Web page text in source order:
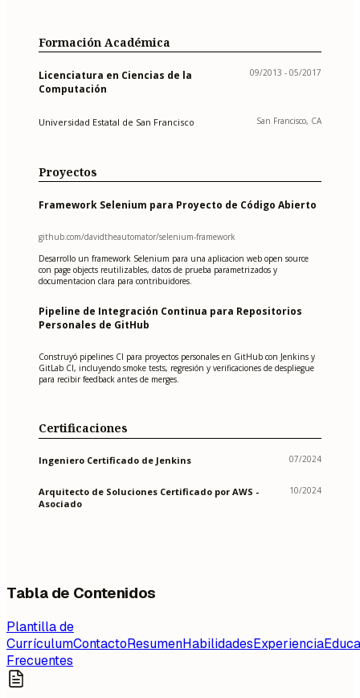
Formación Académica
Licenciatura en Ciencias de la
Computación
09/2013 - 05/2017
Universidad Estatal de San Francisco San Francisco, CA
Proyectos
Framework Selenium para Proyecto de Código Abierto
github.com/davidtheautomator/selenium-framework
Desarrollo un framework Selenium para una aplicacion web open source
con page objects reutilizables, datos de prueba parametrizados y
documentacion clara para contribuidores.
Pipeline de Integración Continua para Repositorios
Personales de GitHub
Construyó pipelines CI para proyectos personales en GitHub con Jenkins y
GitLab CI, incluyendo smoke tests, regresión y verificaciones de despliegue
para recibir feedback antes de merges.
Certificaciones
Ingeniero Certificado de Jenkins 07/2024
Arquitecto de Soluciones Certificado por AWS -
Asociado
10/2024
Tabla de Contenidos
Plantilla de
CurrículumContactoResumenHabilidadesExperiencia
Frecuentes